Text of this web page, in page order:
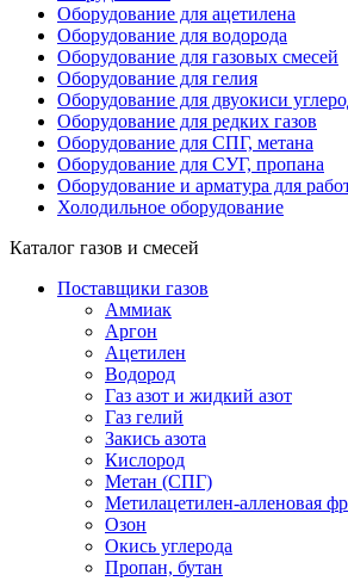
Оборудование для ацетилена
Оборудование для водорода
Оборудование для газовых смесей
Оборудование для гелия
Оборудование для двуокиси
Оборудование для редких газов
Оборудование для СПГ, метана
Оборудование для СУГ, пропана
Оборудование и арматура для
Холодильное оборудование
Каталог газов и смесей
Поставщики газов
Аммиак
Аргон
Ацетилен
Водород
Газ азот и жидкий азот
Газ гелий
Закись азота
Кислород
Метан (СПГ)
Метилацетилен-алленовая
Озон
Окись углерода
Пропан, бутан